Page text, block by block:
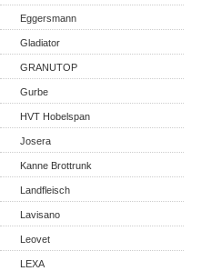
Eggersmann
Gladiator
GRANUTOP
Gurbe
HVT Hobelspan
Josera
Kanne Brottrunk
Landfleisch
Lavisano
Leovet
LEXA